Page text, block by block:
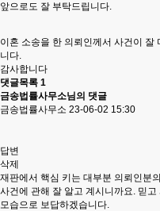
앞으로도 잘 부탁드립니다.
이혼 소송을 한 의뢰인께서 사건이 잘
니다.
감사합니다
댓글목록 1
금송법률사무소님의 댓글
금송법률사무소 23-06-02 15:30
답변
삭제
재판에서 핵심 키는 대부분 의뢰인분
사건에 관해 잘 알고 계시니까요. 믿
모습으로 보답하겠습니다.